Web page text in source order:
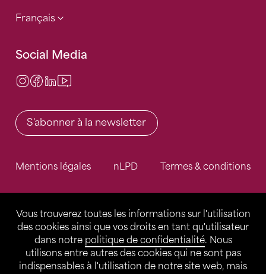
Vous trouverez toutes les informations sur l'utilisation
des cookies ainsi que vos droits en tant qu'utilisateur
dans notre politique de confidentialité. Nous
utilisons entre autres des cookies qui ne sont pas
indispensables à l'utilisation de notre site web, mais
Français
Social Media
Instagram
Facebook
LinkedIn
S'abonner à la newsletter
Mentions légales nLPD Termes & conditions